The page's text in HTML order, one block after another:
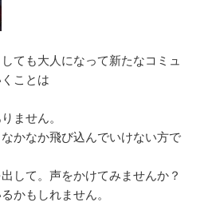
ても大人になって新たなコミュ
ことは
ません。
かなか飛び込んでいけない方で
して。声をかけてみませんか？
かもしれません。